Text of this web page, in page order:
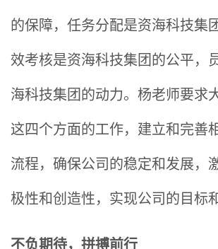
的保障，任务分配是资海科技集
效考核是资海科技集团的公平，
海科技集团的动力。杨老师要求
这四个方面的工作，建立和完善
流程，确保公司的稳定和发展，
极性和创造性，实现公司的目标
不负期待，拼搏前行